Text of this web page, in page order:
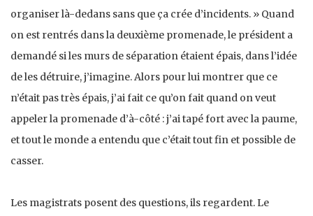
organiser là-dedans sans que ça crée d’incidents. » Quand
on est rentrés dans la deuxième promenade, le président a
demandé si les murs de séparation étaient épais, dans l’idée
de les détruire, j’imagine. Alors pour lui montrer que ce
n’était pas très épais, j’ai fait ce qu’on fait quand on veut
appeler la promenade d’à-côté : j’ai tapé fort avec la paume,
et tout le monde a entendu que c’était tout fin et possible de
casser.
Les magistrats posent des questions, ils regardent. Le